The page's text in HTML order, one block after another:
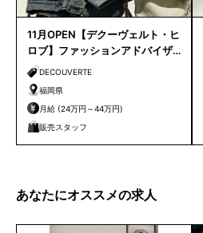
11月OPEN【デクーヴェルト・ヒ
ロブ】ファッションアドバイザ
ー｜天神店
DECOUVERTE
福岡県
月給 (24万円～44万円)
販売スタッフ
あなたにオススメの求人